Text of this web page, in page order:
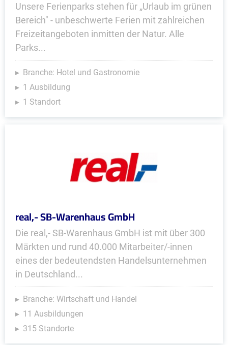
Unsere Ferienparks stehen für „Urlaub im grünen
Bereich" - unbeschwerte Ferien mit zahlreichen
Freizeitangeboten inmitten der Natur. Alle
Parks...
Branche: Hotel und Gastronomie
1 Ausbildung
1 Standort
real,- SB-Warenhaus GmbH
Die real,- SB-Warenhaus GmbH ist mit über 300
Märkten und rund 40.000 Mitarbeiter/-innen
eines der bedeutendsten Handelsunternehmen
in Deutschland...
Branche: Wirtschaft und Handel
11 Ausbildungen
315 Standorte